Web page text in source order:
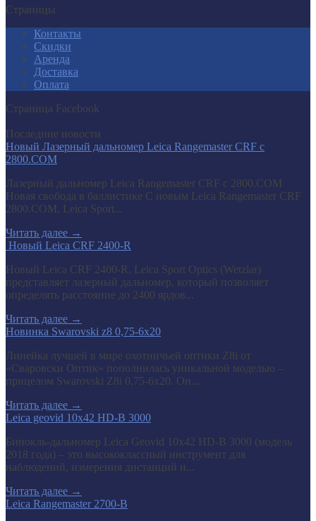
Страницы
Контакты
Скидки
Аренда
Доставка
Оплата
Страница Facebook
Последние новости
Новый Лазерный дальномер Leica Rangemaster CRF с
2800.COM
Лазерный дальномер Leica Rangemaster CRF с 2800.COM
Новая свобода в баллистике С новым Leica Rangemaster CRF
2800.COM, Leica Sport...
Читать далее →
​ Новый Leica CRF 2400-R
Новый Leica CRF 2400-R, Leica Sport Optics (Wetzlar)
представляет лазерный дальномер, который позволяет
определять расстояние до 2400 ярдов...
Читать далее →
Новинка Swarovski z8 0,75-6x20
Линейка лучшей в мире охотничьей оптики Z8i от
«Сваровски Оптик» пополнилась уникальной моделью –
прицелом Swarovski Z8i 0,75-6x20. Он...
Читать далее →
Leica geovid 10x42 HD-B 3000
Бинокль-дальномер Leica Geovid 10x42 HD-В 3000 (модель
2018 года) – это высококлассный инструмент для
наблюдений, измерения дистанций и...
Читать далее →
Leica Rangemaster 2700-B